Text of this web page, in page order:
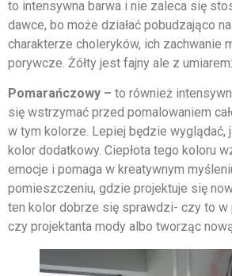
to intensywna barwa i nie zaleca się
dawce, bo może działać pobudzająco
charakterze choleryków, ich zachwanie
porywcze. Żółty jest fajny ale z
Pomarańczowy – to również
się wstrzymać przed pomalowaniem
w tym kolorze. Lepiej będzie wyglądać,
kolor dodatkowy. Ciepłota tego koloru
emocje i pomaga w kreatywnym
pomieszczeniu, gdzie projektuje się
ten kolor dobrze się sprawdzi- czy to w
czy projektanta mody albo tworząc